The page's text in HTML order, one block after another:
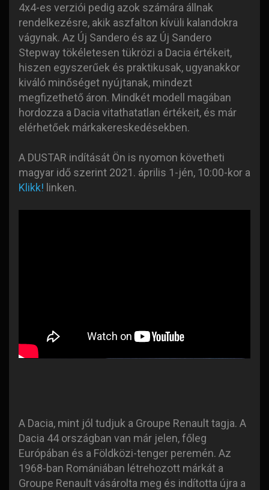
4x4-es verziói pedig azok számára állnak
rendelkezésre, akik aszfalton kívüli kalandokra
vágynak. Az Új Sandero és az Új Sandero
Stepway tökéletesen tükrözi a Dacia értékeit,
hiszen egyszerűek és praktikusak, ugyanakkor
kiváló minőséget nyújtanak, mindezt
megfizethető áron. Mindkét modell magában
hordozza a Dacia vitathatatlan értékeit, és már
elérhetőek márkakereskedésekben.
A DUSTAR indítását Ön is nyomon követheti
magyar idő szerint 2021. április 1-jén, 10:00-kor a
Klikk! linken.
A Dacia, mint jól tudjuk a Groupe Renault tagja. A
Dacia 44 országban van már jelen, főleg
Európában és a Földközi-tenger peremén. Az
1968-ban Romániában létrehozott márkát a
Groupe Renault vásárolta meg és indította újra a